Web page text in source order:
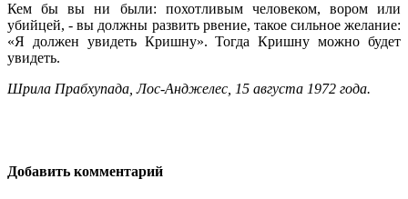
Кем бы вы ни были: похотливым человеком, вором или
убийцей, - вы должны развить рвение, такое сильное желание:
«Я должен увидеть Кришну». Тогда Кришну можно будет
увидеть.
Шрила Прабхупада, Лос-Анджелес, 15 августа 1972 года.
Добавить комментарий